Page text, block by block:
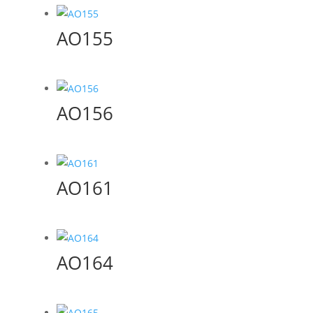
AO155
AO156
AO161
AO164